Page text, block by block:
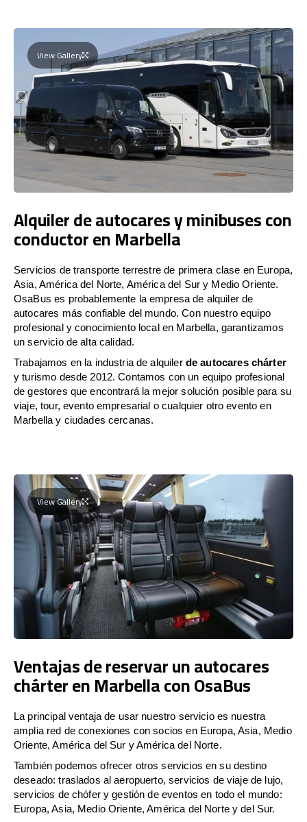
View Gallery
Alquiler de autocares y minibuses con
conductor en Marbella
Servicios de transporte terrestre de primera clase en Europa,
Asia, América del Norte, América del Sur y Medio Oriente.
OsaBus es probablemente la empresa de alquiler de
autocares más confiable del mundo. Con nuestro equipo
profesional y conocimiento local en Marbella, garantizamos
un servicio de alta calidad.
Trabajamos en la industria de alquiler de autocares chárter
y turismo desde 2012. Contamos con un equipo profesional
de gestores que encontrará la mejor solución posible para su
viaje, tour, evento empresarial o cualquier otro evento en
Marbella y ciudades cercanas.
View Gallery
Ventajas de reservar un autocares
chárter en Marbella con OsaBus
La principal ventaja de usar nuestro servicio es nuestra
amplia red de conexiones con socios en Europa, Asia, Medio
Oriente, América del Sur y América del Norte.
También podemos ofrecer otros servicios en su destino
deseado: traslados al aeropuerto, servicios de viaje de lujo,
servicios de chófer y gestión de eventos en todo el mundo:
Europa, Asia, Medio Oriente, América del Norte y del Sur.